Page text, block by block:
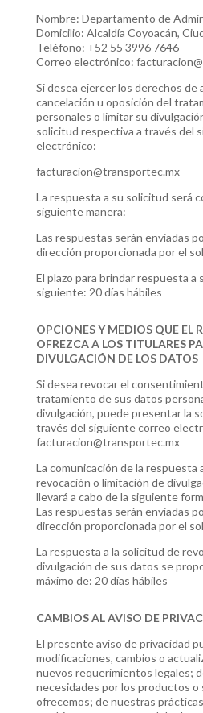
Nombre: Departamento de
Domicilio: Alcaldía Coyoacán,
Teléfono: +52 55 3996 7646
Correo electrónico:
Si desea ejercer los derechos de
cancelación u oposición del
personales o limitar su
solicitud respectiva a través del
electrónico:
facturacion@transportec.mx
La respuesta a su solicitud será
siguiente manera:
Las respuestas serán enviadas
dirección proporcionada por el
El plazo para brindar respuesta a
siguiente: 20 días hábiles
OPCIONES Y MEDIOS QUE EL
OFREZCA A LOS TITULARES
DIVULGACIÓN DE LOS DATOS
Si desea revocar el
tratamiento de sus datos
divulgación, puede presentar la
través del siguiente correo
facturacion@transportec.mx
La comunicación de la respuesta
revocación o limitación de
llevará a cabo de la siguiente
Las respuestas serán enviadas
dirección proporcionada por el
La respuesta a la solicitud de
divulgación de sus datos se
máximo de: 20 días hábiles
CAMBIOS AL AVISO DE
El presente aviso de privacidad
modificaciones, cambios o
nuevos requerimientos legales;
necesidades por los productos o
ofrecemos; de nuestras